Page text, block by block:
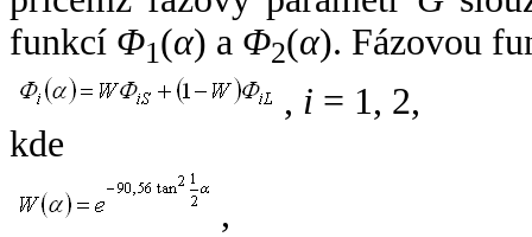
funkcí Φ1(α) a Φ2(α). Fázovou
, i = 1, 2,
kde
,